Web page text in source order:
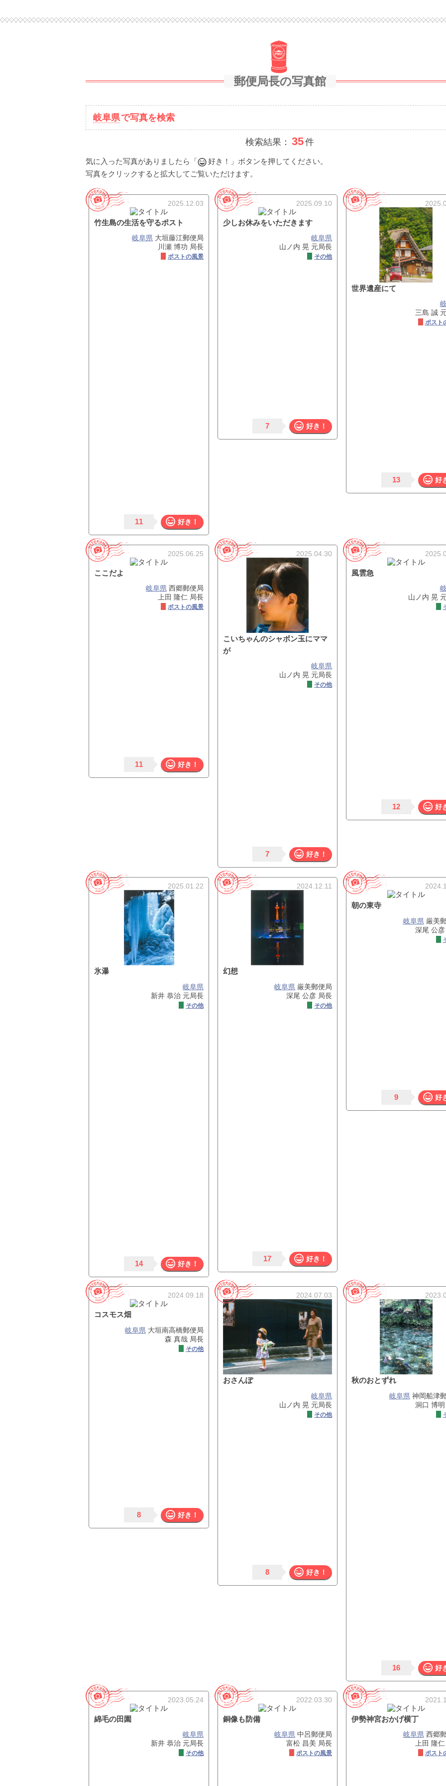
郵便局長の写真館
岐阜県で写真を検索
検索結果： 35件
気に入った写真がありましたら「 好き！
」ボタンを押してください。
写真をクリックすると拡大してご覧いただけます。
2025.12.03
竹生島の生活を守るポスト
岐阜県 大垣藤江郵便局
川瀬 博功 局長
ポストの風景
11 好き！
2025.09.10
少しお休みをいただきます
岐阜県
山ノ内 晃 元局長
その他
7 好き！
世界遺産にて
三島 誠
ポスト
13 好
2025.06.25
ここだよ
岐阜県 西郷郵便局
上田 隆仁 局長
ポストの風景
11 好き！
2025.04.30
こいちゃんのシャボン玉にママ
が
岐阜県
山ノ内 晃 元局長
その他
7 好き！
風雲急
山ノ内 晃
12 好
2025.01.22
氷瀑
岐阜県
新井 恭治 元局長
その他
14 好き！
2024.12.11
幻想
岐阜県 厳美郵便局
深尾 公彦 局長
その他
17 好き！
朝の東寺
岐阜県 厳美
深尾 公
9 好
2024.09.18
コスモス畑
岐阜県 大垣南高橋郵便局
森 真哉 局長
その他
8 好き！
2024.07.03
おさんぽ
岐阜県
山ノ内 晃 元局長
その他
8 好き！
秋のおとずれ
岐阜県 神岡船津
洞口 博
16 好
2023.05.24
綿毛の田園
岐阜県
新井 恭治 元局長
その他
2022.03.30
銅像も防備
岐阜県 中呂郵便局
富松 昌美 局長
ポストの風景
伊勢神宮おかげ横丁
岐阜県西郷
上田 隆
ポスト